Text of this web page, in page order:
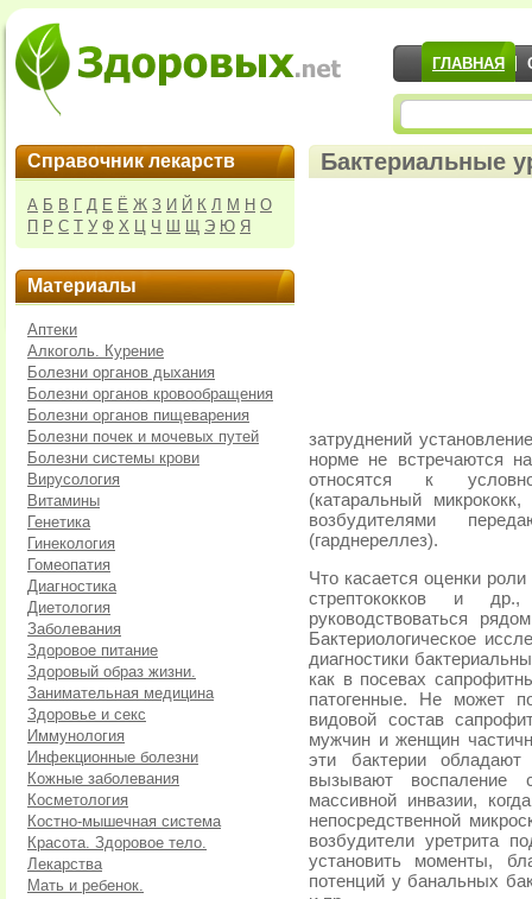
ГЛАВНАЯ
Справочник лекарств
А Б В Г Д Е Ё Ж З И Й К Л М Н О
П Р С Т У Ф Х Ц Ч Ш Щ Э Ю Я
Материалы
Аптеки
Алкоголь. Курение
Болезни органов дыхания
Болезни органов кровообращения
Болезни органов пищеварения
Болезни почек и мочевых путей
Болезни системы крови
Вирусология
Витамины
Генетика
Гинекология
Гомеопатия
Диагностика
Диетология
Заболевания
Здоровое питание
Здоровый образ жизни.
Занимательная медицина
Здоровье и секс
Иммунология
Инфекционные болезни
Кожные заболевания
Косметология
Костно-мышечная система
Красота. Здоровое тело.
Лекарства
Мать и ребенок.
Бактериальные
затруднений
норме не встречаются
относятся к
(катаральный
возбудителями
(гарднереллез).
Что касается оценки
стрептококков и
руководствоваться
Бактериологическое
диагностики
как в посевах
патогенные. Не может
видовой состав
мужчин и женщин
эти бактерии обладают
вызывают воспаление
массивной инвазии,
непосредственной
возбудители уретрита
установить моменты,
потенций у банальных